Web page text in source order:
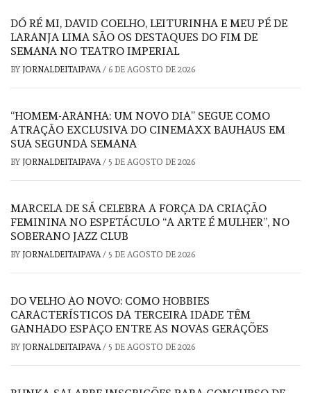
DÓ RÉ MI, DAVID COELHO, LEITURINHA E MEU PÉ DE
LARANJA LIMA SÃO OS DESTAQUES DO FIM DE
SEMANA NO TEATRO IMPERIAL
BY JORNALDEITAIPAVA / 6 DE AGOSTO DE 2026
“HOMEM-ARANHA: UM NOVO DIA” SEGUE COMO
ATRAÇÃO EXCLUSIVA DO CINEMAXX BAUHAUS EM
SUA SEGUNDA SEMANA
BY JORNALDEITAIPAVA / 5 DE AGOSTO DE 2026
MARCELA DE SÁ CELEBRA A FORÇA DA CRIAÇÃO
FEMININA NO ESPETÁCULO “A ARTE É MULHER”, NO
SOBERANO JAZZ CLUB
BY JORNALDEITAIPAVA / 5 DE AGOSTO DE 2026
DO VELHO AO NOVO: COMO HOBBIES
CARACTERÍSTICOS DA TERCEIRA IDADE TÊM
GANHADO ESPAÇO ENTRE AS NOVAS GERAÇÕES
BY JORNALDEITAIPAVA / 5 DE AGOSTO DE 2026